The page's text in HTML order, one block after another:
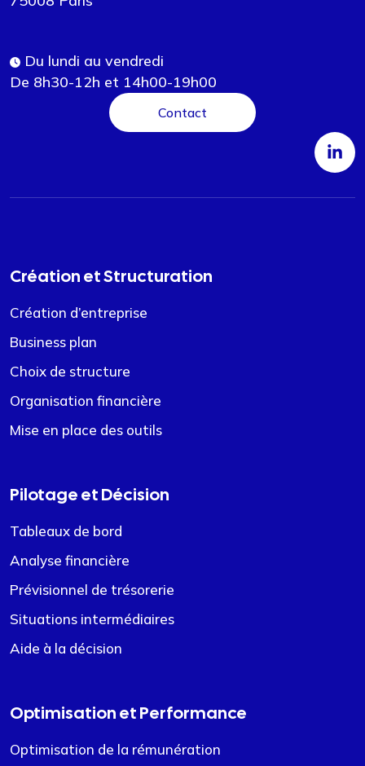
Du lundi au vendredi
De 8h30-12h et 14h00-19h00
Contact
Création et Structuration
Création d’entreprise
Business plan
Choix de structure
Organisation financière
Mise en place des outils
Pilotage et Décision
Tableaux de bord
Analyse financière
Prévisionnel de trésorerie
Situations intermédiaires
Aide à la décision
Optimisation et Performance
Optimisation de la rémunération